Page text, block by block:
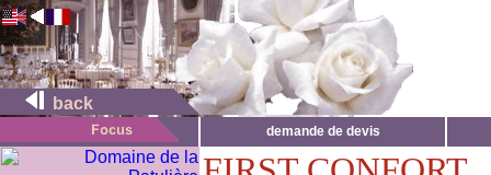
back
demande de devis